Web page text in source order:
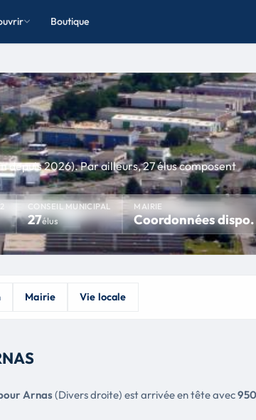
Boutique
depuis 2026). Par ailleurs, 27 élus composent
CONSEIL MUNICIPAL
27élus
MAIRIE
Coordonnées dispo.
Mairie Vie locale
Arnas(Divers droite) est arrivée en tête avec950